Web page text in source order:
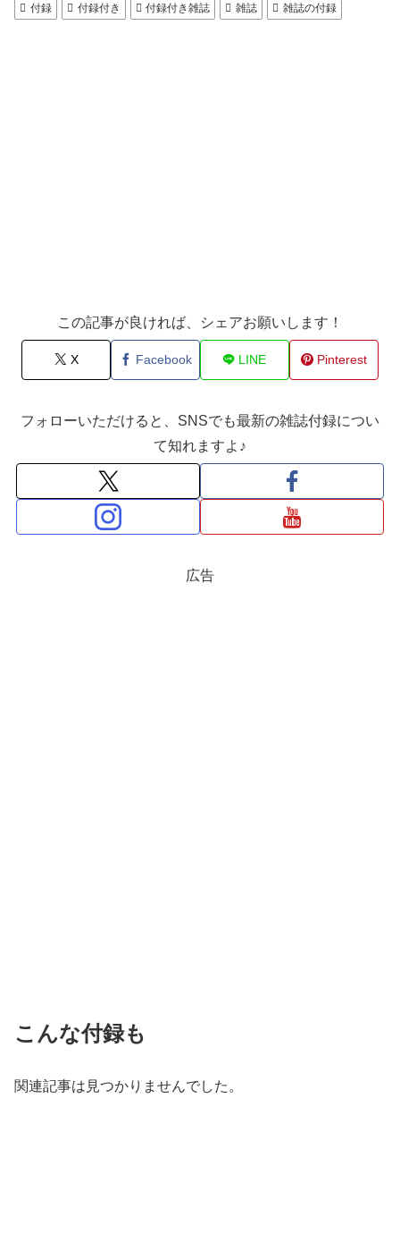
付録 付録付き 付録付き雑誌 雑誌 雑誌の付録
この記事が良ければ、シェアお願いします！
X Facebook LINE Pinterest
フォローいただけると、SNSでも最新の雑誌付録につい
て知れますよ♪
広告
こんな付録も
関連記事は見つかりませんでした。